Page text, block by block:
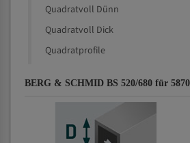
Quadratvoll Dünn
Quadratvoll Dick
Quadratprofile
BERG & SCHMID BS 520/680 für